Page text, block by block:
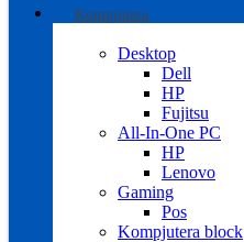
Kompjutera
Desktop
Dell
HP
Fujitsu
All-In-One PC
HP
Lenovo
Gaming
Pos
Kompjutera block